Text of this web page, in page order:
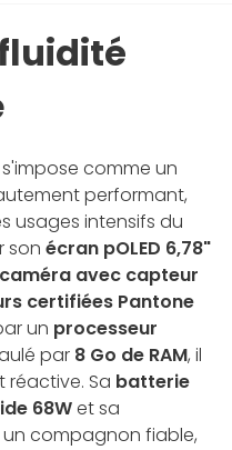
fluidité
s'impose comme un
performant,
usages intensifs du
son écran pOLED 6,78"
avec capteur
certifiées Pantone
un processeur
par 8 Go de RAM, il
réactive. Sa batterie
68Wet sa
un compagnon fiable,